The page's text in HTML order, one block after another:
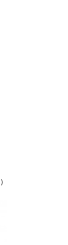
）